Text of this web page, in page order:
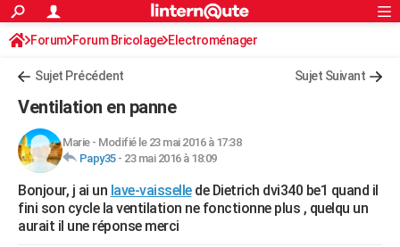
ACTUALITÉS
Politique
Société
Faits Divers
Education
Monde
Villes
+
FINANCE
Retraite
Impôts
Epargne
Immobilier
Risques naturels par ville
Banque
Assurance
Crédit
AUTO
Essais
Réserver un essai
Citadines
Berlines
SUV
Forum auto
+HIGH-TECH
Mobiles
Meilleur smartphone
Internet
Ordinateurs
Jeux vidéo
Guide high-tech
+
S'inscrire
Connexion
Forum Forum Bricolage Electroménager
Sujet Précédent Sujet Suivant
Ventilation en panne
Marie- Modifié le 23 mai 2016 à 17:38
Papy35- 23 mai 2016 à 18:09
Bonjour, j ai un lave-vaissellede Dietrich dvi340 be1 quand il
fini son cycle la ventilation ne fonctionne plus , quelqu un
aurait il une réponse merci